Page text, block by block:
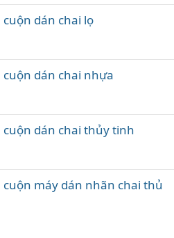
dán chai lọ
dán chai nhựa
dán chai thủy tinh
máy dán nhãn chai thủ